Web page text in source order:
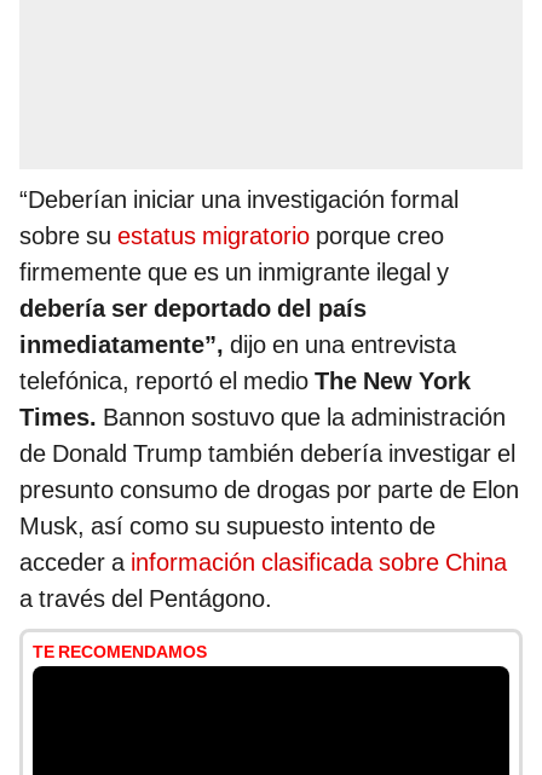
“Deberían iniciar una investigación formal
sobre su estatus migratorio porque creo
firmemente que es un inmigrante ilegal y
debería ser deportado del país
inmediatamente”, dijo en una entrevista
telefónica, reportó el medio The New York
Times. Bannon sostuvo que la administración
de Donald Trump también debería investigar el
presunto consumo de drogas por parte de Elon
Musk, así como su supuesto intento de
acceder a información clasificada sobre China
a través del Pentágono.
TE RECOMENDAMOS